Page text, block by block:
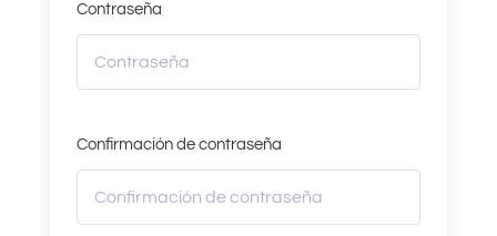
Contraseña
Confirmación de contraseña